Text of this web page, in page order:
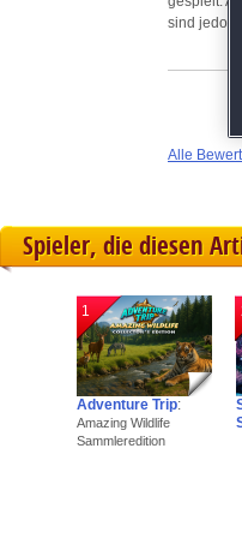
sind
Alle
Spieler, die diesen
1
Adventure Trip:
Amazing Wildlife
Sammleredition